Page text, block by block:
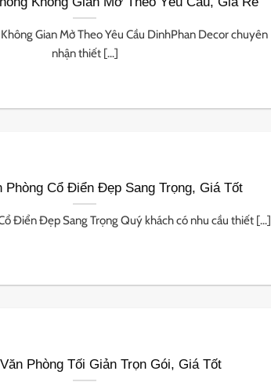
Gian Mở Theo Yêu Cầu DinhPhan Decor chuyên
nhận thiết [...]
Phòng Cổ Điển Đẹp Sang Trọng, Giá Tốt
Điển Đẹp Sang Trọng Quý khách có nhu cầu thiết [...]
Phòng Tối Giản Trọn Gói, Giá Tốt